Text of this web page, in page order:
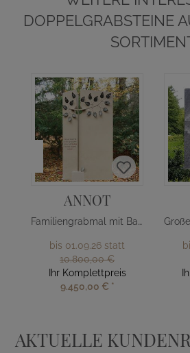
DOPPELGRABSTEINE
ANNOT
Familiengrabmal mit Baum Design
bis 01.09.26 statt
10.800,00 €
Ihr Komplettpreis
9.450,00 € *
AKTUELLE